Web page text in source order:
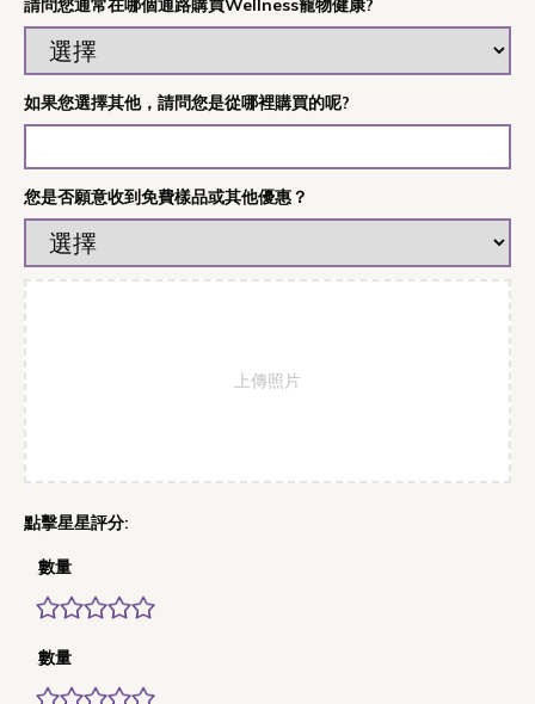
請問您通常在哪個通路購買Wellness寵物健康?
如果您選擇其他，請問您是從哪裡購買的呢?
您是否願意收到免費樣品或其他優惠？
上傳照片
數量
數量